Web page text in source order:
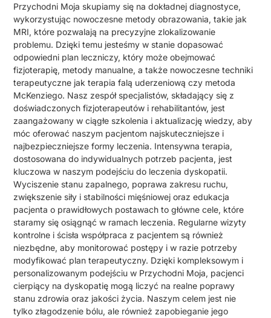
Przychodni Moja skupiamy się na dokładnej diagnostyce,
wykorzystując nowoczesne metody obrazowania, takie jak
MRI, które pozwalają na precyzyjne zlokalizowanie
problemu. Dzięki temu jesteśmy w stanie dopasować
odpowiedni plan leczniczy, który może obejmować
fizjoterapię, metody manualne, a także nowoczesne techniki
terapeutyczne jak terapia falą uderzeniową czy metoda
McKenziego. Nasz zespół specjalistów, składający się z
doświadczonych fizjoterapeutów i rehabilitantów, jest
zaangażowany w ciągłe szkolenia i aktualizację wiedzy, aby
móc oferować naszym pacjentom najskuteczniejsze i
najbezpieczniejsze formy leczenia. Intensywna terapia,
dostosowana do indywidualnych potrzeb pacjenta, jest
kluczowa w naszym podejściu do leczenia dyskopatii.
Wyciszenie stanu zapalnego, poprawa zakresu ruchu,
zwiększenie siły i stabilności mięśniowej oraz edukacja
pacjenta o prawidłowych postawach to główne cele, które
staramy się osiągnąć w ramach leczenia. Regularne wizyty
kontrolne i ścisła współpraca z pacjentem są również
niezbędne, aby monitorować postępy i w razie potrzeby
modyfikować plan terapeutyczny. Dzięki kompleksowym i
personalizowanym podejściu w Przychodni Moja, pacjenci
cierpiący na dyskopatię mogą liczyć na realne poprawy
stanu zdrowia oraz jakości życia. Naszym celem jest nie
tylko złagodzenie bólu, ale również zapobieganie jego